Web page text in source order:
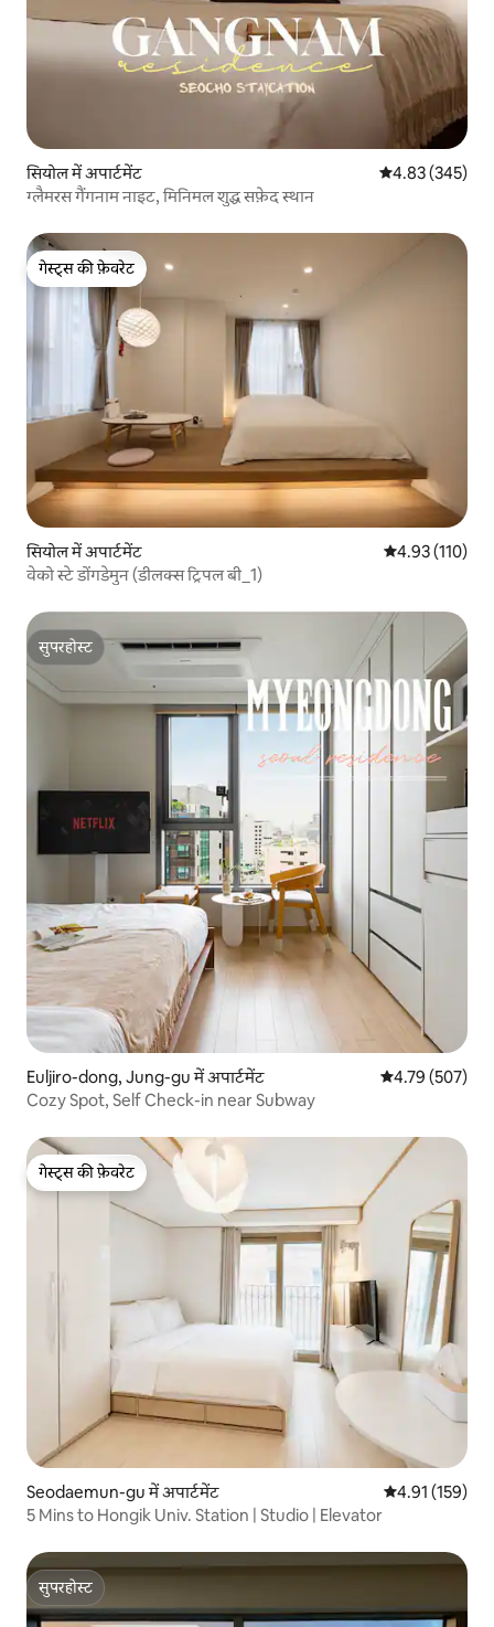
सियोल में अपार्टमेंट औसत रेटिंग 5 में से
4.83 (345)
ग्लैमरस गैंगनाम नाइट, मिनिमल शुद्ध सफ़ेद स्थान
गेस्ट्स की फ़ेवरेट
गेस्ट्स की फ़ेवरेट
सियोल में अपार्टमेंट औसत रेटिंग 5 में से
4.93 (110)
वेको स्टे डोंगडेमुन (डीलक्स ट्रिपल बी_1)
सुपरहोस्ट
सुपरहोस्ट
Euljiro-dong, Jung-gu में अपार्टमेंट औसत रेटिंग 5 में से
4.79 (507)
Cozy Spot, Self Check-in near Subway
गेस्ट्स की फ़ेवरेट
गेस्ट्स की फ़ेवरेट
Seodaemun-gu में अपार्टमेंट औसत रेटिंग 5 में से
4.91 (159)
5 Mins to Hongik Univ. Station | Studio | Elevator
सुपरहोस्ट
सुपरहोस्ट